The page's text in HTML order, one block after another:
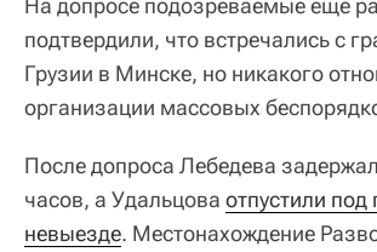
На допросе подозреваемые еще
подтвердили, что встречались с
Грузии в Минске, но никакого
организации массовых
После допроса Лебедева
часов, а Удальцова отпустили под
невыезде. Местонахождение